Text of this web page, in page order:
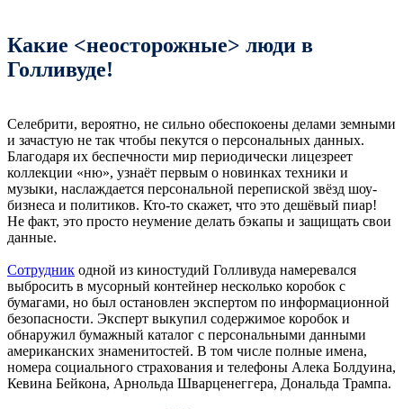
Какие <неосторожные> люди в
Голливуде!
Селебрити, вероятно, не сильно обеспокоены делами земными
и зачастую не так чтобы пекутся о персональных данных.
Благодаря их беспечности мир периодически лицезреет
коллекции «ню», узнаёт первым о новинках техники и
музыки, наслаждается персональной перепиской звёзд шоу-
бизнеса и политиков. Кто-то скажет, что это дешёвый пиар!
Не факт, это просто неумение делать бэкапы и защищать свои
данные.
Сотрудник одной из киностудий Голливуда намеревался
выбросить в мусорный контейнер несколько коробок с
бумагами, но был остановлен экспертом по информационной
безопасности. Эксперт выкупил содержимое коробок и
обнаружил бумажный каталог с персональными данными
американских знаменитостей. В том числе полные имена,
номера социального страхования и телефоны Алека Болдуина,
Кевина Бейкона, Арнольда Шварценеггера, Дональда Трампа.